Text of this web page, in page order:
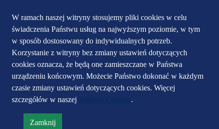
W ramach naszej witryny stosujemy pliki cookies w celu
świadczenia Państwu usług na najwyższym poziomie, w tym
w sposób dostosowany do indywidualnych potrzeb.
Korzystanie z witryny bez zmiany ustawień dotyczących
cookies oznacza, że będą one zamieszczane w Państwa
urządzeniu końcowym. Możecie Państwo dokonać w każdym
czasie zmiany ustawień dotyczących cookies. Więcej
szczegółów w naszej
.
Zamknij
Przejdź do głównego
menu
Przejdź do treści
Przejdź do mapy
serwisu